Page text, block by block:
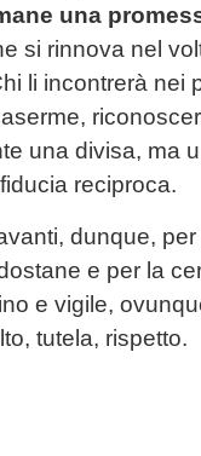
una
si rinnova nel
li incontrerà nei
una divisa, ma
reciproca.
dunque,
e per la
e vigile,
tutela, rispetto.